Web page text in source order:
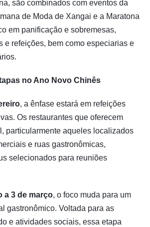
são combinados com eventos da
de Moda de Xangai e a Maratona
em panificação e sobremesas,
e refeições, bem como especiarias e
no Ano Novo Chinês
, a ênfase estará em refeições
Os restaurantes que oferecem
particularmente aqueles localizados
e ruas gastronômicas,
selecionados para reuniões
a 3 de março, o foco muda para um
gastronômico. Voltada para as
e atividades sociais, essa etapa